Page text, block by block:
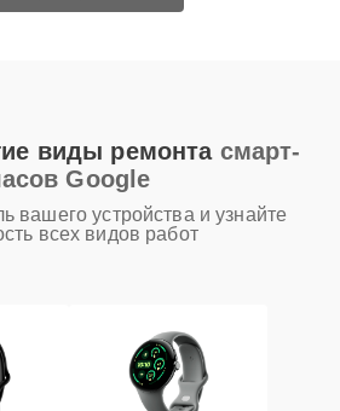
виды ремонта смарт-
Google
вашего устройства и узнайте
всех видов работ